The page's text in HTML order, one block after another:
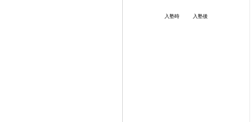
入塾時 入塾後